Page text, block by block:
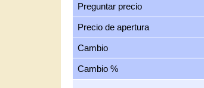
Preguntar precio
Precio de apertura
Cambio
Cambio %